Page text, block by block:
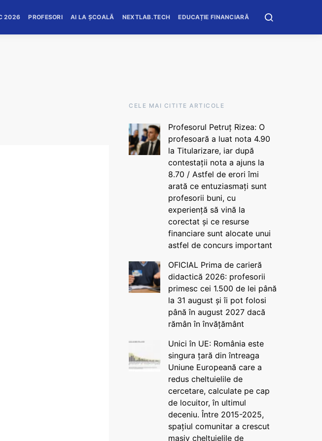
2026 PROFESORI AI LA ȘCOALĂ NEXTLAB.TECH EDUCAȚIE FINANCIARĂ
CELE MAI CITITE ARTICOLE
Profesorul Petruț Rizea: O
profesoară a luat nota 4.90
la Titularizare, iar după
contestații nota a ajuns la
8.70 / Astfel de erori îmi
arată ce entuziasmați sunt
profesorii buni, cu
experiență să vină la
corectat și ce resurse
financiare sunt alocate unui
astfel de concurs important
OFICIAL Prima de carieră
didactică 2026: profesorii
primesc cei 1.500 de lei până
la 31 august și îi pot folosi
până în august 2027 dacă
rămân în învățământ
Unici în UE: România este
singura țară din întreaga
Uniune Europeană care a
redus cheltuielile de
cercetare, calculate pe cap
de locuitor, în ultimul
deceniu. Între 2015-2025,
spațiul comunitar a crescut
masiv cheltuielile de